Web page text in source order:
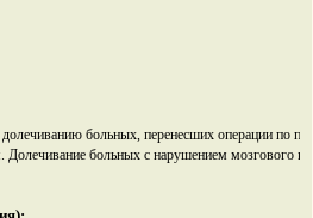
больных, перенесших операции по
Долечивание больных с нарушением мозгового